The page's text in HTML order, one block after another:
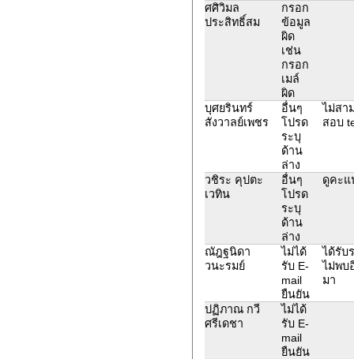
ศศิวิมล
ประสิทธิ์สม
กรอก
ข้อมูล
ผิด
เช่น
กรอก
เมล์
ผิด
บุศยรินทร์
สังวาลย์เพชร
อื่นๆ
โปรด
ระบุ
ด้าน
ล่าง
ไม่สา
สอบ
วชิระ คุปตะ
เวทิน
อื่นๆ
โปรด
ระบุ
ด้าน
ล่าง
ดูคะแ
ณัฎฐนิดา
วนะรมย์
ไม่ได้
รับ E-
mail
ยืนยัน
ได้รับ
ไม่พบ
มา
ปฏิภาณ กวี
ศรีเดชา
ไม่ได้
รับ E-
mail
ยืนยัน